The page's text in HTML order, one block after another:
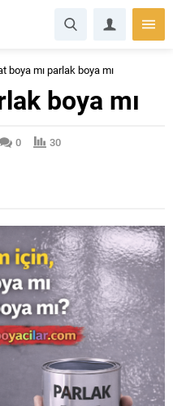
boya mı parlak boya mı
boya mı
0
30